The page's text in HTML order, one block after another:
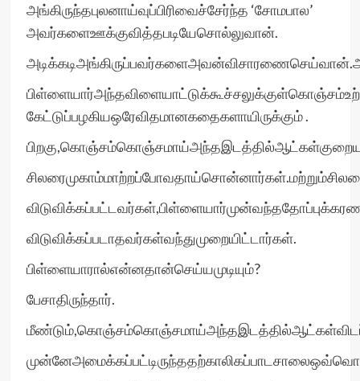
அங்கிருந்தபுலனாய்வுப்பிரிவைச்சேர்ந்த ‘சோமபால’
அவர்களைஊக்குவித்தபடியேசொல்லுவான்.
கேட்டுப்பழகியஒரேவிதமானகதைகளாயிருக்கும் .
விடுவிக்கப்படாதவர்கள்வந்துமுறையிட்டார்கள்.
பிள்ளையாரால்என்னதான்செய்யமுடியும்?
பேசாதிருந்தார்.